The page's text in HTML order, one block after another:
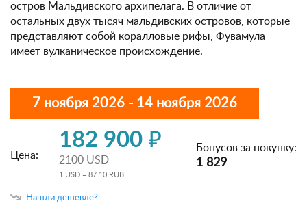
остров Мальдивского архипелага. В отличие от
остальных двух тысяч мальдивских островов, которые
представляют собой коралловые рифы, Фувамула
имеет вулканическое происхождение.
7 ноября 2026 - 14 ноября 2026
Цена:
182 900 ₽
2100 USD
1 USD = 87.10 RUB
Бонусов за покупку:
1 829
Нашли дешевле?